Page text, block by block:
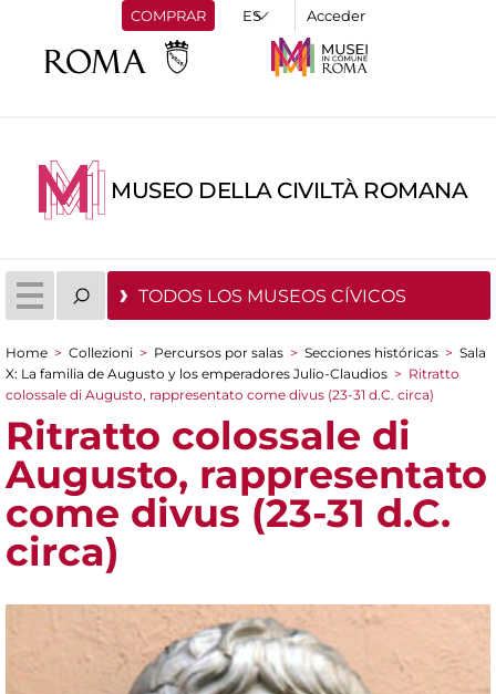
COMPRAR Acceder
MUSEO DELLA CIVILTÀ ROMANA
TODOS LOS MUSEOS CÍVICOS
You are here
Home > Collezioni > Percursos por salas > Secciones históricas > Sala
X: La familia de Augusto y los emperadores Julio-Claudios > Ritratto
colossale di Augusto, rappresentato come divus (23-31 d.C. circa)
Ritratto colossale di
Augusto, rappresentato
come divus (23-31 d.C.
circa)